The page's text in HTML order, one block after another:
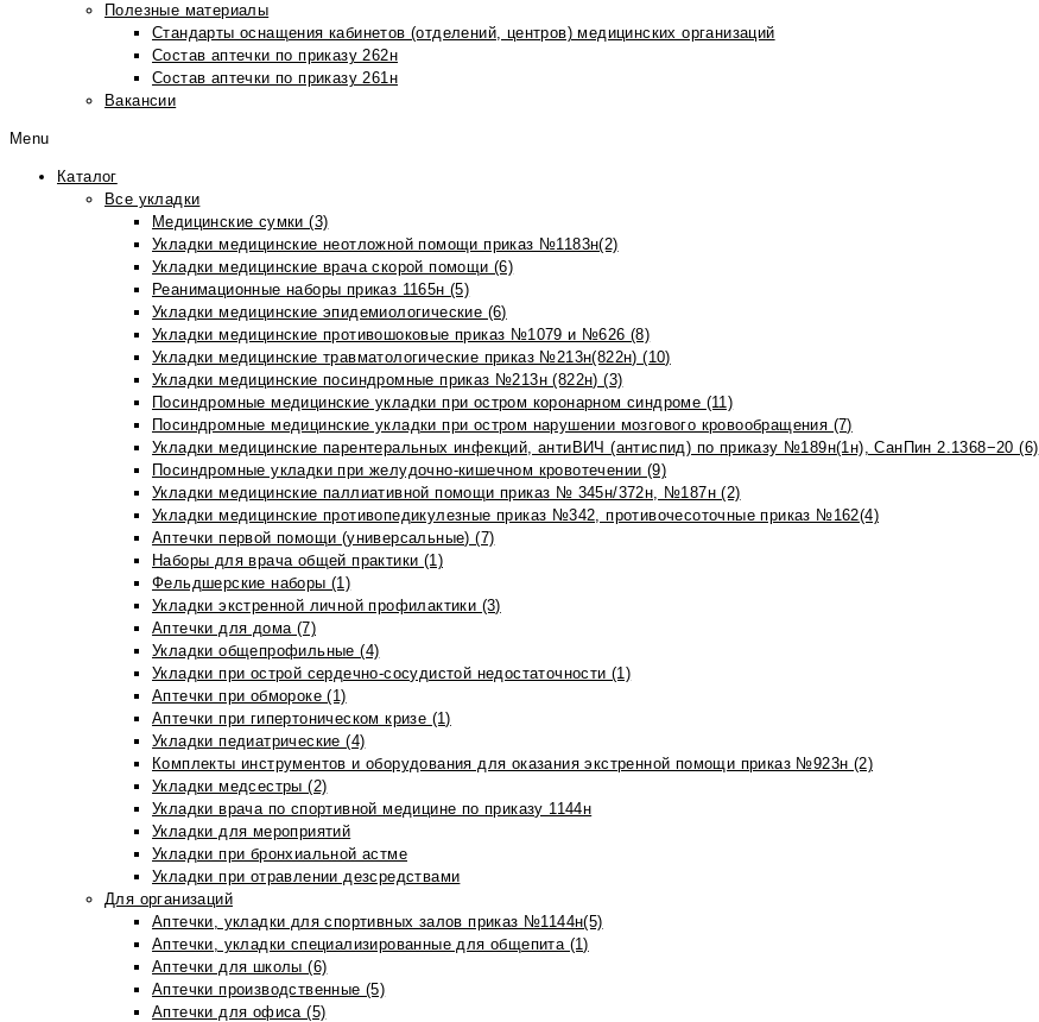
Полезные материалы
Стандарты оснащения кабинетов (отделений, центров) медицинских организаций
Состав аптечки по приказу 262н
Состав аптечки по приказу 261н
Вакансии
Menu
Каталог
Все укладки
Медицинские сумки (3)
Укладки медицинские неотложной помощи приказ №1183н(2)
Укладки медицинские врача скорой помощи (6)
Реанимационные наборы приказ 1165н (5)
Укладки медицинские эпидемиологические (6)
Укладки медицинские противошоковые приказ №1079 и №626 (8)
Укладки медицинские травматологические приказ №213н(822н) (10)
Укладки медицинские посиндромные приказ №213н (822н) (3)
Посиндромные медицинские укладки при остром коронарном синдроме (11)
Посиндромные медицинские укладки при остром нарушении мозгового кровообращения (7)
Укладки медицинские парентеральных инфекций, антиВИЧ (антиспид) по приказу №189н(1н), СанПин 2.1368−20 (6)
Посиндромные укладки при желудочно-кишечном кровотечении (9)
Укладки медицинские паллиативной помощи приказ № 345н/372н, №187н (2)
Укладки медицинские противопедикулезные приказ №342, противочесоточные приказ №162(4)
Аптечки первой помощи (универсальные) (7)
Наборы для врача общей практики (1)
Фельдшерские наборы (1)
Укладки экстренной личной профилактики (3)
Аптечки для дома (7)
Укладки общепрофильные (4)
Укладки при острой сердечно-сосудистой недостаточности (1)
Аптечки при обмороке (1)
Аптечки при гипертоническом кризе (1)
Укладки педиатрические (4)
Комплекты инструментов и оборудования для оказания экстренной помощи приказ №923н (2)
Укладки медсестры (2)
Укладки врача по спортивной медицине по приказу 1144н
Укладки для мероприятий
Укладки при бронхиальной астме
Укладки при отравлении дезсредствами
Для организаций
Аптечки, укладки для спортивных залов приказ №1144н(5)
Аптечки, укладки специализированные для общепита (1)
Аптечки для школы (6)
Аптечки производственные (5)
Аптечки для офиса (5)